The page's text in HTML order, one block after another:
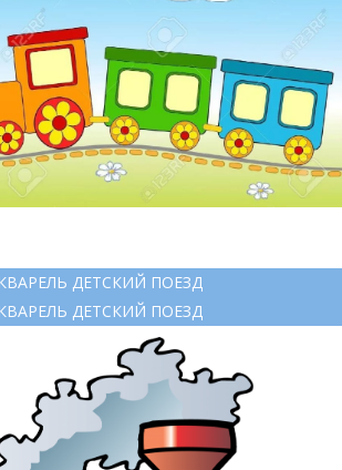
ДЕТСКИЙ ПОЕЗД
ДЕТСКИЙ ПОЕЗД